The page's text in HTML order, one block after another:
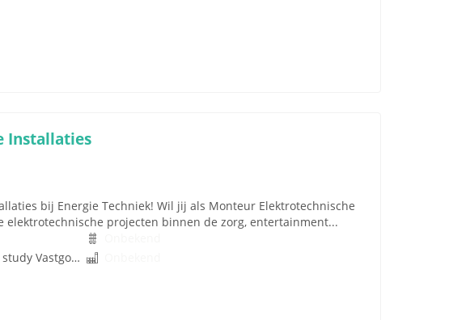
Installaties
bij Energie Techniek! Wil jij als Monteur Elektrotechnische
elektrotechnische projecten binnen de zorg, entertainment...
Elektrotechniek, Energietechniek, study Vastgoed, Techniek, Rijbewijs